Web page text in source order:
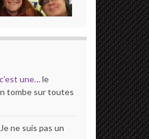
une…le
tombe sur toutes
Je ne suis pas un